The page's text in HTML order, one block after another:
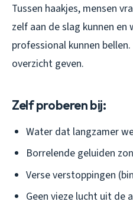
Tussen haakjes, mensen
zelf aan de slag kunnen
professional kunnen
overzicht geven.
Zelf proberen bij:
Water dat langzamer
Borrelende geluiden
Verse verstoppingen
Geen vieze lucht uit de